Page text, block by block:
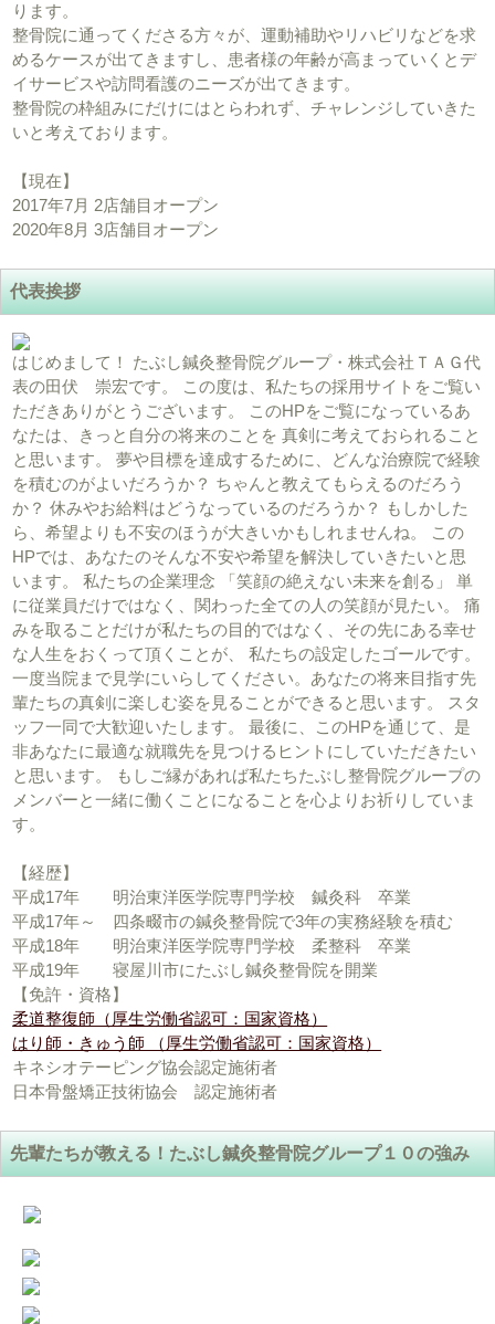
ります。
整骨院に通ってくださる方々が、運動補助やリハビリなどを求
めるケースが出てきますし、患者様の年齢が高まっていくとデ
イサービスや訪問看護のニーズが出てきます。
整骨院の枠組みにだけにはとらわれず、チャレンジしていきた
いと考えております。
【現在】
2017年7月 2店舗目オープン
2020年8月 3店舗目オープン
代表挨拶
はじめまして！ たぶし鍼灸整骨院グループ・株式会社ＴＡＧ代
表の田伏 崇宏です。 この度は、私たちの採用サイトをご覧い
ただきありがとうございます。 このHPをご覧になっているあ
なたは、きっと自分の将来のことを 真剣に考えておられること
と思います。 夢や目標を達成するために、どんな治療院で経験
を積むのがよいだろうか？ ちゃんと教えてもらえるのだろう
か？ 休みやお給料はどうなっているのだろうか？ もしかした
ら、希望よりも不安のほうが大きいかもしれませんね。 この
HPでは、あなたのそんな不安や希望を解決していきたいと思
います。 私たちの企業理念 「笑顔の絶えない未来を創る」 単
に従業員だけではなく、関わった全ての人の笑顔が見たい。 痛
みを取ることだけが私たちの目的ではなく、その先にある幸せ
な人生をおくって頂くことが、 私たちの設定したゴールです。
一度当院まで見学にいらしてください。あなたの将来目指す先
輩たちの真剣に楽しむ姿を見ることができると思います。 スタ
ッフ一同で大歓迎いたします。 最後に、このHPを通じて、是
非あなたに最適な就職先を見つけるヒントにしていただきたい
と思います。 もしご縁があれば私たちたぶし整骨院グループの
メンバーと一緒に働くことになることを心よりお祈りしていま
す。
【経歴】
平成17年 明治東洋医学院専門学校 鍼灸科 卒業
平成17年～ 四条畷市の鍼灸整骨院で3年の実務経験を積む
平成18年 明治東洋医学院専門学校 柔整科 卒業
平成19年 寝屋川市にたぶし鍼灸整骨院を開業
【免許・資格】
柔道整復師（厚生労働省認可：国家資格）
はり師・きゅう師 （厚生労働省認可：国家資格）
キネシオテーピング協会認定施術者
日本骨盤矯正技術協会 認定施術者
先輩たちが教える！たぶし鍼灸整骨院グループ１０の強み